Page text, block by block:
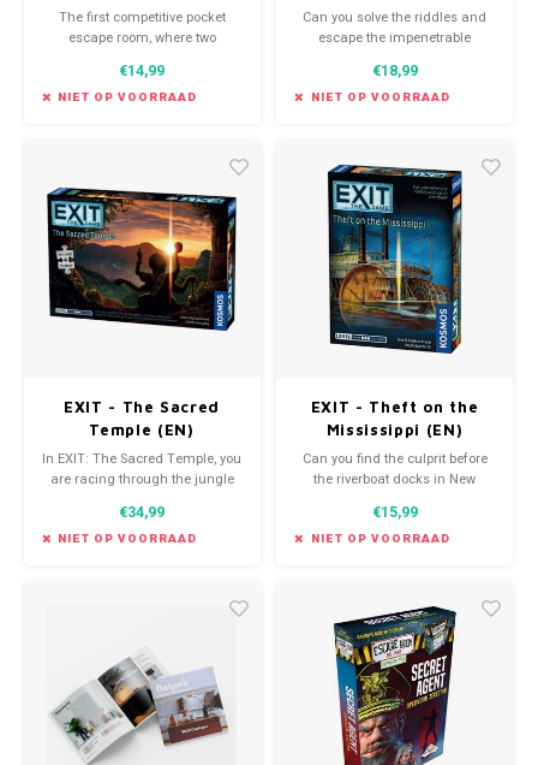
The first competitive pocket
escape room, where two
head!
€14,99
NIET OP VOORRAAD
Can you solve the riddles and
escape the impenetrable
together will you be able to solve
the puzzles and escape the
€18,99
NIET OP VOORRAAD
EXIT - The Sacred
Temple (EN)
In EXIT: The Sacred Temple, you
are racing through the jungle
Ocean, trying to save the
professor and find the Sacred
€34,99
NIET OP VOORRAAD
EXIT - Theft on the
Mississippi (EN)
Can you find the culprit before
the riverboat docks in New
into the night?
€15,99
NIET OP VOORRAAD